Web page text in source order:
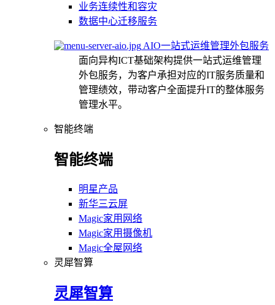
业务连续性和容灾
数据中心迁移服务
AIO一站式运维管理外包服务
面向异构ICT基础架构提供一站式运维管理
外包服务，为客户承担对应的IT服务质量和
管理绩效，带动客户全面提升IT的整体服务
管理水平。
智能终端
智能终端
明星产品
新华三云屏
Magic家用网络
Magic家用摄像机
Magic全屋网络
灵犀智算
灵犀智算